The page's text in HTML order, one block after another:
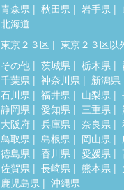
青森県 秋田県 岩手県
北海道
東京２３区 東京２３区以
その他 茨城県 栃木県
千葉県
神奈川県 新潟県
石川県
福井県 山梨県
静岡県
愛知県 三重県
大阪府
兵庫県 奈良県
鳥取県
島根県 岡山県
徳島県
香川県 愛媛県
佐賀県
長崎県 熊本県
鹿児島県
沖縄県